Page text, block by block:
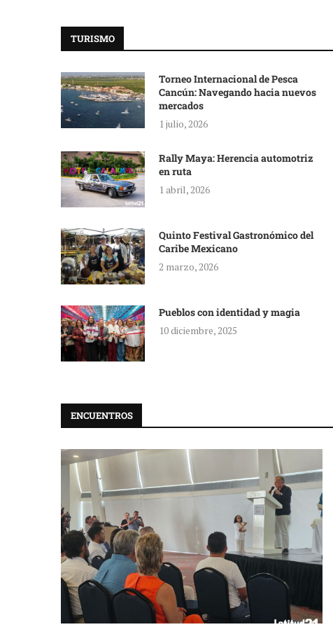
TURISMO
Torneo Internacional de Pesca
Cancún: Navegando hacia nuevos
mercados
1 julio, 2026
Rally Maya: Herencia automotriz
en ruta
1 abril, 2026
Quinto Festival Gastronómico del
Caribe Mexicano
2 marzo, 2026
Pueblos con identidad y magia
10 diciembre, 2025
ENCUENTROS